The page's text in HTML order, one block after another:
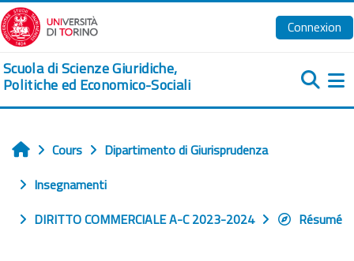
Passer au contenu principal
Connexion
Scuola di Scienze Giuridiche,
Politiche ed Economico-Sociali
Accueil
Cours
Dipartimento di Giurisprudenza
Insegnamenti
DIRITTO COMMERCIALE A-C 2023-2024
Résumé